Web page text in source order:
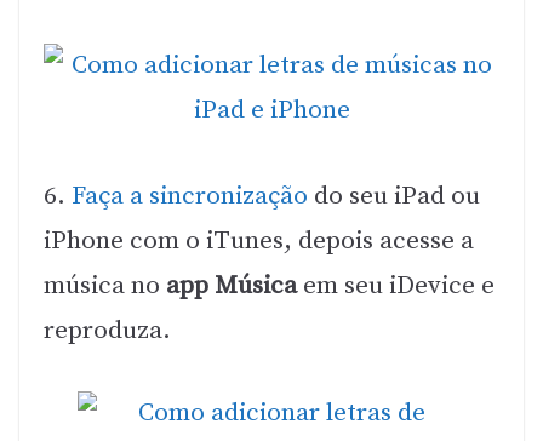
6. Faça a sincronização do seu iPad ou
iPhone com o iTunes, depois acesse a
música no app Músicaem seu iDevice e
reproduza.